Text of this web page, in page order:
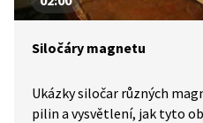
Siločáry magnetu
Ukázky siločar různých
pilin a vysvětlení, jak tyto